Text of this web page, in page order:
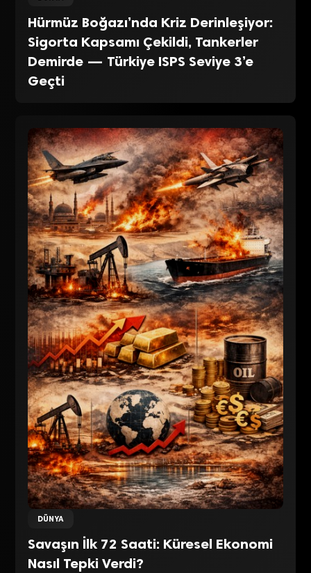
Hürmüz Boğazı’nda Kriz Derinleşiyor:
Sigorta Kapsamı Çekildi, Tankerler
Demirde — Türkiye ISPS Seviye 3’e
Geçti
DÜNYA
Savaşın İlk 72 Saati: Küresel Ekonomi
Nasıl Tepki Verdi?